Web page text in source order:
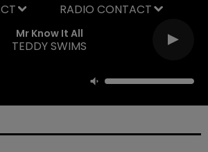
Mr Know It All
TEDDY SWIMS
RADIO CONTACT